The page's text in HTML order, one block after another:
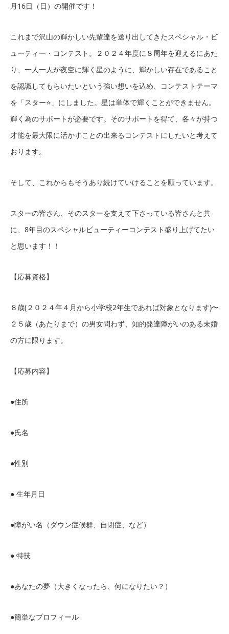
月16日（日）の開催です！
これまで沢山の輝かしい先輩達を送り出してきたスペシャル・ビ
ューティー・コンテスト。２０２４年度に８周年を迎えるにあた
り、一人一人が夜空に輝く星のように、輝かしい存在であること
を認識してもらいたいという強い想いを込め、コンテストテーマ
を「スター⭐️」にしました。星は単体で輝くことができません。
輝く為のサポートが必要です。そのサポートを得て、各々が持つ
才能を最大限に活かすことの出来るコンテストにしたいと考えて
おります。
そして、これからもそうあり続けていけることを願っています。
スターの皆さん、そのスターを支えて下さっている皆さんと共
に、8年目のスペシャルビューティーコンテスト盛り上げてたい
と思います！！
【応募資格】
８歳(２０２４年４月から小学校2年生であれば対象となります)〜
２５歳（あたりまで）の男女問わず、知的発達障がいのある未婚
の方に限ります。
【応募内容】
●住所
●氏名
●性別
● 生年月日
●障がい名（ダウン症候群、自閉症、など）
● 特技
●あなたの夢（大きくなったら、何になりたい？）
●簡単なプロフィール